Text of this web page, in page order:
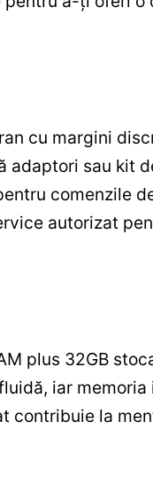
cu margini
adaptori sau kit
comenzile
autorizat
plus 32GB
iar memoria
contribuie la